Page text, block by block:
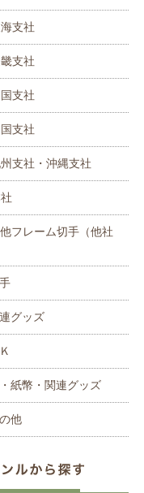
支社
支社
支社
支社
支社・沖縄支社
フレーム切手（他社
グッズ
紙幣・関連グッズ
他